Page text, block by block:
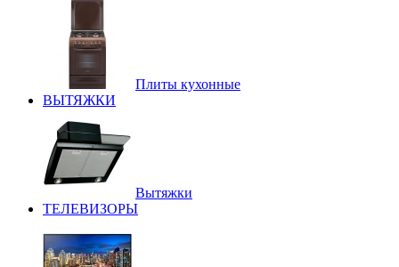
Плиты кухонные
ВЫТЯЖКИ
Вытяжки
ТЕЛЕВИЗОРЫ